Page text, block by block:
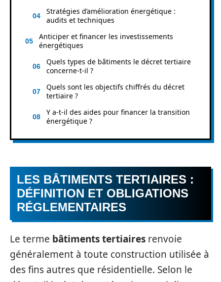
Stratégies d’amélioration énergétique :
audits et techniques
Anticiper et financer les investissements
énergétiques
Quels types de bâtiments le décret tertiaire
concerne-t-il ?
Quels sont les objectifs chiffrés du décret
tertiaire ?
Y a-t-il des aides pour financer la transition
énergétique ?
LES BÂTIMENTS TERTIAIRES :
DÉFINITION ET OBLIGATIONS
RÉGLEMENTAIRES
Le terme bâtiments tertiaires renvoie
généralement à toute construction utilisée à
des fins autres que résidentielle. Selon le